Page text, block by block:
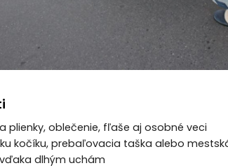
plienky, oblečenie, fľaše aj osobné veci
kočíku, prebaľovacia taška alebo
dlhým uchám